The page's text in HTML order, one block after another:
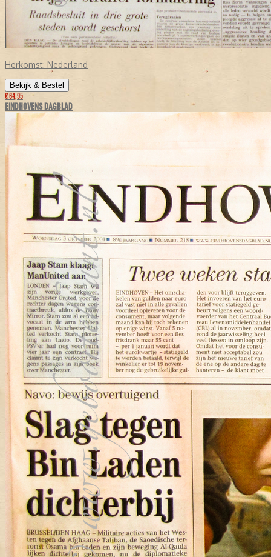
Herkomst: Nederland
Bekijk & Bestel
€ 64,95
EINDHOVENS DAGBLAD